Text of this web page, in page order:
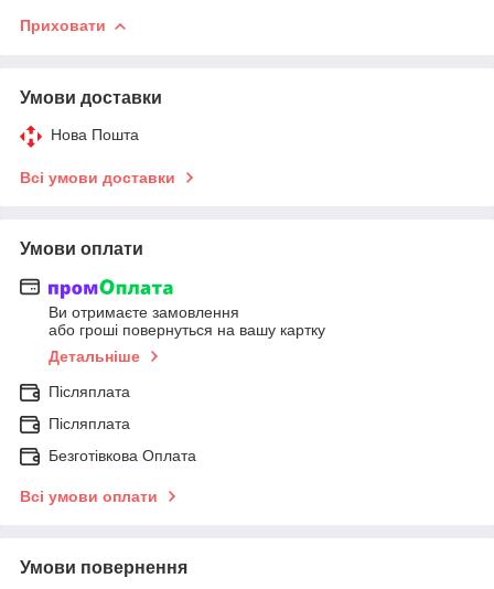
Приховати
Умови доставки
Нова Пошта
Всі умови доставки
Умови оплати
Ви отримаєте замовлення
або гроші повернуться на вашу картку
Детальніше
Післяплата
Післяплата
Безготівкова Оплата
Всі умови оплати
Умови повернення